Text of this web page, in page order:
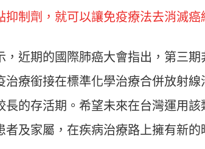
抑制劑，就可以讓免疫療法去消滅癌
，近期的國際肺癌大會指出，第三
治療銜接在標準化學治療合併放射
長的存活期。希望未來在台灣運用
者及家屬，在疾病治療路上擁有新的